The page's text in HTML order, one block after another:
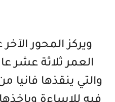
ويركز المحور
العمر ثلاثة عشر
والتي ينقذها